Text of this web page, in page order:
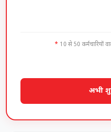
10 से 50 कर्मचारियों
अभी